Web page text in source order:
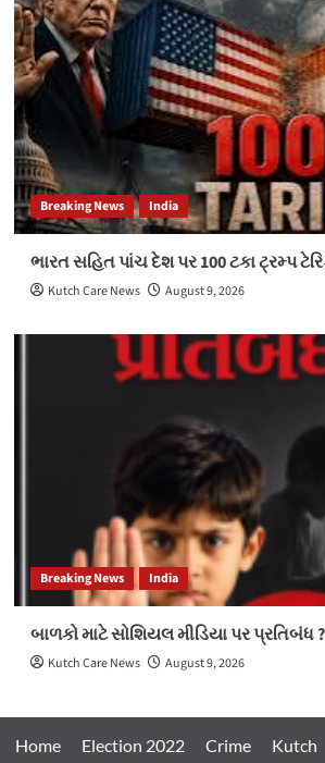
Breaking News India
ભારત સહિત પાંચ દેશ પર 100 ટકા ટ્રમ્પ
Kutch Care News August 9, 2026
Breaking News India
બાળકો માટે સોશિયલ મીડિયા પર પ્રતિબંધ ?
Kutch Care News August 9, 2026
Home Election 2022 Crime Kutch